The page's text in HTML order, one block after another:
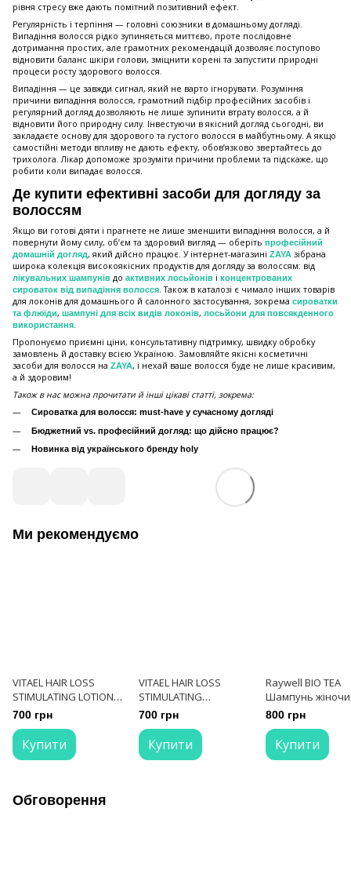
рівня стресу вже дають помітний позитивний ефект.
Регулярність і терпіння — головні союзники в домашньому догляді.
Випадіння волосся рідко зупиняється миттєво, проте послідовне
дотримання простих, але грамотних рекомендацій дозволяє поступово
відновити баланс шкіри голови, зміцнити корені та запустити природні
процеси росту здорового волосся.
Випадіння — це завжди сигнал, який не варто ігнорувати. Розуміння
причини випадіння волосся, грамотний підбір професійних засобів і
регулярний догляд дозволяють не лише зупинити втрату волосся, а й
відновити його природну силу. Інвестуючи в якісний догляд сьогодні, ви
закладаєте основу для здорового та густого волосся в майбутньому. А якщо
самостійні методи впливу не дають ефекту, обов’язково звертайтесь до
трихолога. Лікар допоможе зрозуміти причини проблеми та підскаже, що
робити коли випадає волосся.
Де купити ефективні засоби для догляду за
волоссям
Якщо ви готові діяти і прагнете не лише зменшити випадіння волосся, а й
повернути йому силу, об’єм та здоровий вигляд — оберіть професійний
домашній догляд, який дійсно працює. У інтернет-магазині ZAYA зібрана
широка колекція високоякісних продуктів для догляду за волоссям: від
лікувальних шампунів до активних лосьйонів і концентрованих
сироваток від випадіння волосся. Також в каталозі є чимало інших товарів
для локонів для домашнього й салонного застосування, зокрема сироватки
та флюїди, шампуні для всіх видів локонів, лосьйони для повсякденного
використання.
Пропонуємо приємні ціни, консультативну підтримку, швидку обробку
замовлень й доставку всією Україною. Замовляйте якісні косметичні
засоби для волосся на ZAYA, і нехай ваше волосся буде не лише красивим,
а й здоровим!
Також в нас можна прочитати й інші цікаві статті, зокрема:
Сироватка для волосся: must-have у сучасному догляді
Бюджетний vs. професійний догляд: що дійсно працює?
Новинка від українського бренду holy
Ми рекомендуємо
VITAEL HAIR LOSS
STIMULATING LOTION
Лосьон проти
випадіння волосся 100
мл
700 грн
Купити
VITAEL HAIR LOSS
STIMULATING
SHAMPOO Шампунь
проти випадіння
волосся 300 мл
700 грн
Купити
Raywell BIO TEA
Шампунь
проти випадіння
волосся 250 мл
800 грн
Купити
Обговорення